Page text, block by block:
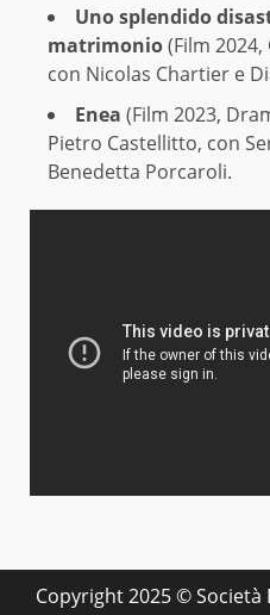
Uno splendido
matrimonio(Film
con Nicolas Chartier e
Enea (Film 2023,
Pietro Castellitto, con
Benedetta Porcaroli.
Copyright 2025 ©